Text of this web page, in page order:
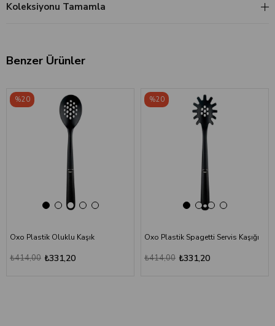
Koleksiyonu Tamamla
Benzer Ürünler
Oxo Plastik Oluklu Kaşık
₺331,20
₺414,00
%20
Oxo Plastik Spagetti Servis Kaşığı
₺331,20
₺414,00
%20